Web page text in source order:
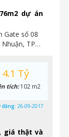
dự án
Gate số 08
Nhuận, TP…
giá thật và
4.1 Tỷ
tích:102 m2
đăng: 26-09-2017